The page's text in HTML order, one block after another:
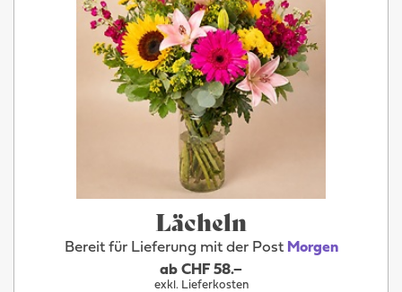
Lächeln
Bereit für Lieferung mit der Post Morgen
ab CHF 58.–
exkl. Lieferkosten